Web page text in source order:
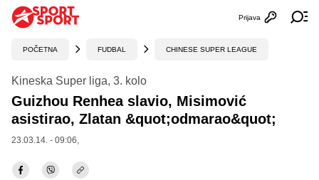
Otvori
Prijava
POČETNA FUDBAL CHINESE SUPER LEAGUE
Kineska Super liga, 3. kolo
Guizhou Renhea slavio, Misimović
asistirao, Zlatan &quot;odmarao&quot;
23.03.14. - 09:06,